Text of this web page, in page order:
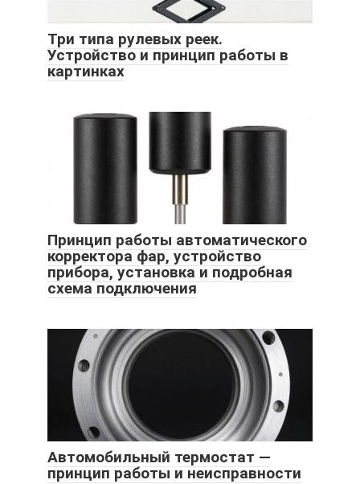
Три типа рулевых реек.
Устройство и принцип работы в
картинках
Принцип работы автоматического
корректора фар, устройство
прибора, установка и подробная
схема подключения
Автомобильный термостат —
принцип работы и неисправности